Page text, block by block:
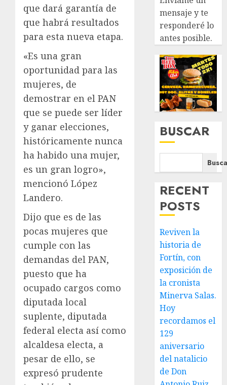
que dará garantía de
que habrá resultados
para esta nueva etapa.
«Es una gran
oportunidad para las
mujeres, de
demostrar en el PAN
que se puede ser líder
y ganar elecciones,
históricamente nunca
ha habido una mujer,
es un gran logro»,
mencionó López
Landero.
Dijo que es de las
pocas mujeres que
cumple con las
demandas del PAN,
puesto que ha
ocupado cargos como
diputada local
suplente, diputada
federal electa así como
alcaldesa electa, a
pesar de ello, se
expresó prudente
mensaje y te
responderé lo
antes posible.
BUSCAR
RECENT
POSTS
Reviven la
historia de
Fortín, con
exposición de
la cronista
Minerva Salas.
Hoy
recordamos el
129
aniversario
del natalicio
de Don